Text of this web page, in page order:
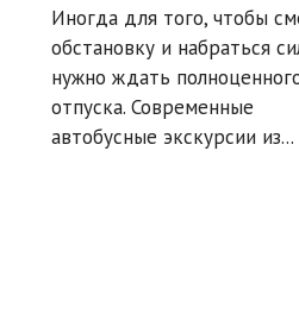
лишних затрат
Иногда для того, чтобы
обстановку и набраться
нужно ждать
отпуска. Современные
автобусные экскурсии из...